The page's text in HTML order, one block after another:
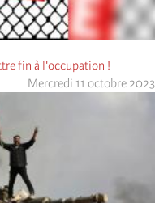
fin à l'occupation !
Mercredi 11 octobre 2023